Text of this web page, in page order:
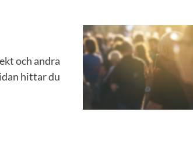
och andra
hittar du